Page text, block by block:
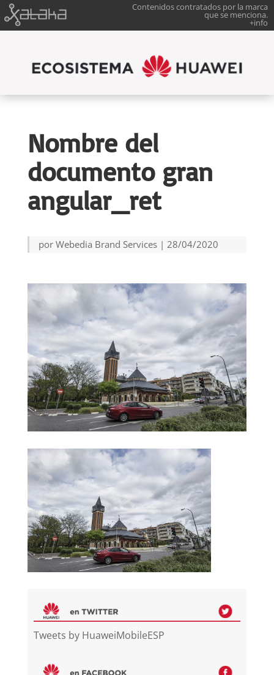
Contenidos contratados por la marca
que se menciona.
+info
Nombre del
documento gran
angular_ret
por Webedia Brand Services| 28/04/2020
Tweets by HuaweiMobileESP